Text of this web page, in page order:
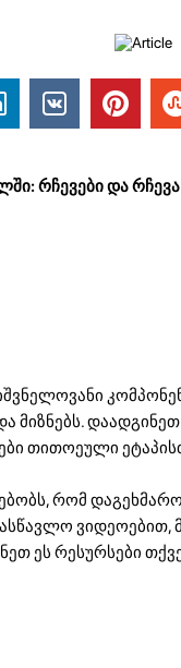
რჩევები და რჩევა
მიზნებს.
თითოეული
რომ
სასწავლო
ეს რესურსები